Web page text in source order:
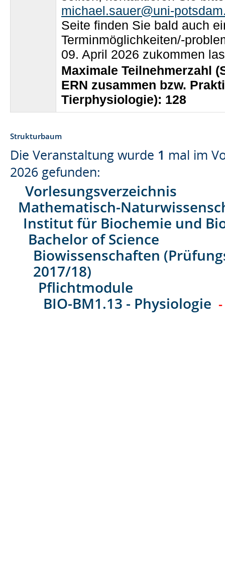
michael.sauer@uni-
Seite finden Sie bald auch
Terminmöglichkeiten/-
09. April 2026 zukommen
Maximale Teilnehmerzahl
ERN zusammen bzw.
Tierphysiologie): 128
Strukturbaum
Die Veranstaltung wurde 1 mal im
2026 gefunden:
Vorlesungsverzeichnis
Mathematisch-
Institut für Biochemie und
Bachelor of Science
Biowissenschaften
2017/18)
Pflichtmodule
BIO-BM1.13 - Physiologie